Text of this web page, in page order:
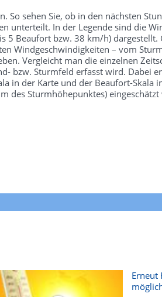
sehen Sie, ob in den nächsten
unterteilt. In der Legende sind die
5 Beaufort bzw. 38 km/h) dargestellt.
Windgeschwindigkeiten – vom
Vergleicht man die einzelnen
bzw. Sturmfeld erfasst wird. Dabei
in der Karte und der Beaufort-Skala
des Sturmhöhepunktes) eingeschätzt
Erneut